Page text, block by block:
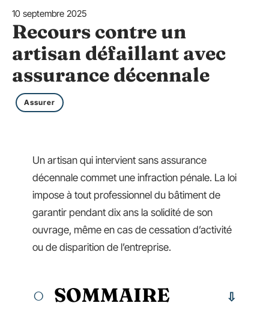
10 septembre 2025
Recours contre un
artisan défaillant avec
assurance décennale
Assurer
Un artisan qui intervient sans assurance
décennale commet une infraction pénale. La loi
impose à tout professionnel du bâtiment de
garantir pendant dix ans la solidité de son
ouvrage, même en cas de cessation d’activité
ou de disparition de l’entreprise.
SOMMAIRE